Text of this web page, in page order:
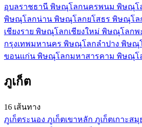
อุบลราชธานี พิษณุโลกนครพนม พิษณุโ
พิษณุโลกน่าน พิษณุโลกยโสธร พิษณุโล
เชียงราย พิษณุโลกเชียงใหม่ พิษณุโลกพ
กรุงเทพมหานคร พิษณุโลกลำปาง พิษณุ
ขอนแก่น พิษณุโลกมหาสารคาม พิษณุโ
ภูเก็ต
16 เส้นทาง
ภูเก็ตระนอง ภูเก็ตเขาหลัก ภูเก็ตเกาะสมุ